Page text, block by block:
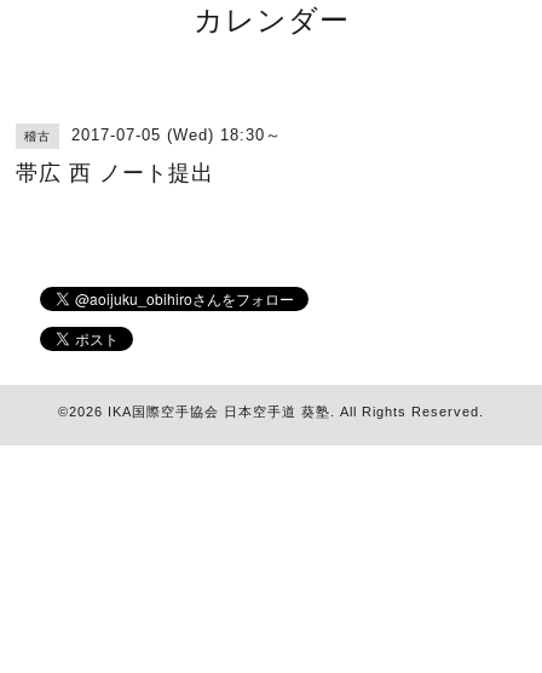
カレンダー
稽古 2017-07-05 (Wed) 18:30～
帯広 西 ノート提出
©2026 IKA国際空手協会 日本空手道 葵塾 . All Rights Reserved.